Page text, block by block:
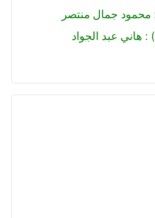
المراسم رقم (224) : هاني عبد الجواد